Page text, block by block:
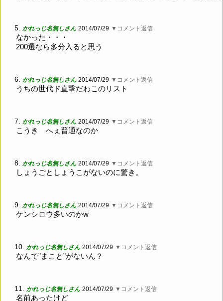
5. かれっじ名無しさん 2014/07/29 ▼コメント返信
なかった・・・
200選なら多分入ると思う
6. かれっじ名無しさん 2014/07/29 ▼コメント返信
うちの世代ド直撃だわこのリスト
7. かれっじ名無しさん 2014/07/29 ▼コメント返信
こうき へぇ普通なのか
8. かれっじ名無しさん 2014/07/29 ▼コメント返信
しょうごとしょうこがないのに驚き。
9. かれっじ名無しさん 2014/07/29 ▼コメント返信
ケンシロウ多いのかw
10. かれっじ名無しさん 2014/07/29 ▼コメント返信
なんで”まこと”がないん？
11. かれっじ名無しさん 2014/07/29 ▼コメント返信
名前あったけど